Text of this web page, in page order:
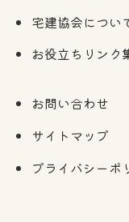
宅建協会につい
お役立ちリンク
お問い合わせ
サイトマップ
プライバシーポ